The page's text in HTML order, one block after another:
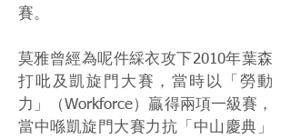
賽。
莫雅曾經為呢件綵衣攻下2010年葉森
打吡及凱旋門大賽，當時以「勞動
力」（Workforce）贏得兩項一級賽，
當中喺凱旋門大賽力抗「中山慶典」